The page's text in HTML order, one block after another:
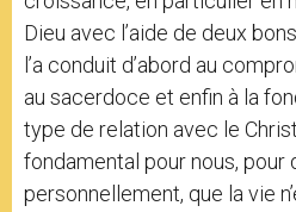
Dieu avec l’aide de deux
l’a conduit d’abord au
au sacerdoce et enfin à la
type de relation avec le
fondamental pour nous, pour
personnellement, que la vie